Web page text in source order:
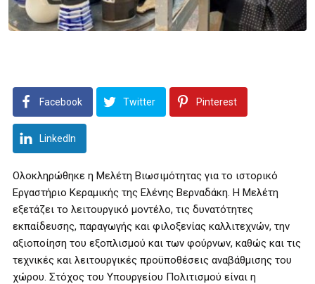
Facebook Twitter Pinterest
LinkedIn
Ολοκληρώθηκε η Μελέτη Βιωσιμότητας για το ιστορικό
Εργαστήριο Κεραμικής της Ελένης Βερναδάκη. Η Μελέτη
εξετάζει το λειτουργικό μοντέλο, τις δυνατότητες
εκπαίδευσης, παραγωγής και φιλοξενίας καλλιτεχνών, την
αξιοποίηση του εξοπλισμού και των φούρνων, καθώς και τις
τεχνικές και λειτουργικές προϋποθέσεις αναβάθμισης του
χώρου. Στόχος του Υπουργείου Πολιτισμού είναι η